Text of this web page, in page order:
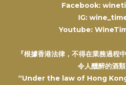
Facebook:
IG:
Youtube:
『根據香港法律，不得在業務過程
令人醺醉的酒類
“Under the law of Hong